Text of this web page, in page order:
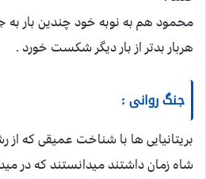
محمود هم به نوبه خود چندین بار
هربار بدتر از بار دیگر شکست خورد .
جنگ روانی :
بریتانیایی ها با شناخت عمیقی که از
شاه زمان داشتند میدانستند که در